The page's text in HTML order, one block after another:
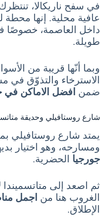
في سفح ناريكالا،
عافية محلية. إنها
داخل العاصمة، خصوصًا
طويلة.
وبما أنّها قريبة من
الاسترخاء والتذوّق في
ضمن افضل الاماكن في
شارع روستافيلي وحديقة
يمتد شارع روستافيلي
ومسارحه، وهو اختيار
جورجيا الحضرية.
ثم اصعد إلى متاتسميندا
الغروب هنا من اجمل
الإطلاق.